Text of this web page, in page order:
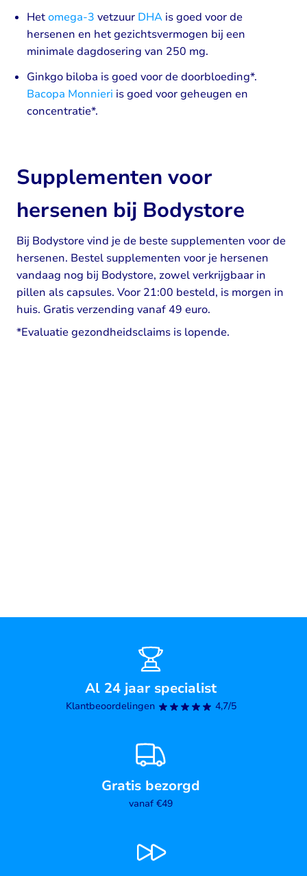
Hetomega-3 vetzuur DHA is goed voor de
hersenen en het gezichtsvermogen bij een
minimale dagdosering van 250 mg.
Ginkgo biloba is goed voor de doorbloeding*.
Bacopa Monnieri is goed voor geheugen en
concentratie*.
Supplementen voor
hersenen bij Bodystore
Bij Bodystore vind je de beste supplementen voor de
hersenen. Bestel supplementen voor je hersenen
vandaag nog bij Bodystore, zowel verkrijgbaar in
pillen als capsules. Voor 21:00 besteld, is morgen in
huis. Gratis verzending vanaf 49 euro.
*Evaluatie gezondheidsclaims is lopende.
Al 24 jaar specialist
Klantbeoordelingen 4,7/5
Gratis bezorgd
vanaf €49